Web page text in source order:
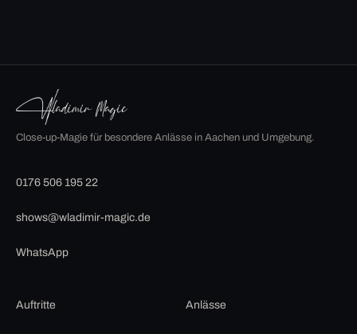
Close-up-Magie für besondere Anlässe in Aachen und Umgebung.
0176 506 195 22
shows@wladimir-magic.de
WhatsApp
Auftritte Anlässe